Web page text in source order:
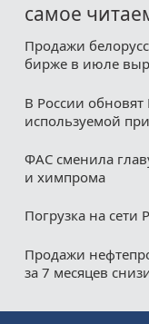
самое
Продажи
бирже в июле
В России
используемой
ФАС сменила
и химпрома
Погрузка на
Продажи
за 7 месяцев